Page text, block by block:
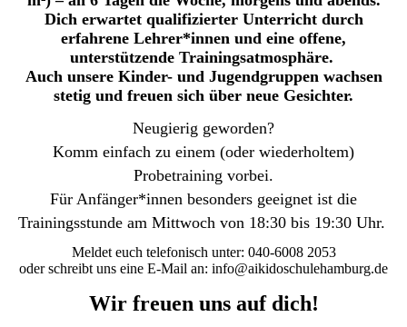
Dich erwartet qualifizierter Unterricht durch
erfahrene Lehrer*innen und eine offene,
unterstützende Trainingsatmosphäre.
Auch unsere Kinder- und Jugendgruppen wachsen
stetig und freuen sich über neue Gesichter.
Neugierig geworden?
Komm einfach zu einem (oder wiederholtem)
Probetraining vorbei.
Für Anfänger*innen besonders geeignet ist die
Trainingsstunde am Mittwoch von 18:30 bis 19:30 Uhr.
Meldet euch telefonisch unter: 040-6008 2053
oder schreibt uns eine E-Mail an: info@aikidoschulehamburg.de
Wir freuen uns auf dich!